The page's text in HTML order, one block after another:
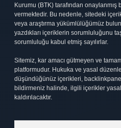
Kurumu (BTK) tarafından onaylanmış
vermektedir. Bu nedenle, sitedeki
veya araştırma yükümlülüğümüz
yazdıkları içeriklerin sorumluluğunu
sorumluluğu kabul etmiş sayılırlar.
Sitemiz, kar amacı gütmeyen ve
platformudur. Hukuka ve yasal
düşündüğünüz içerikleri,
bildirmeniz halinde, ilgili içerikler
kaldırılacaktır.